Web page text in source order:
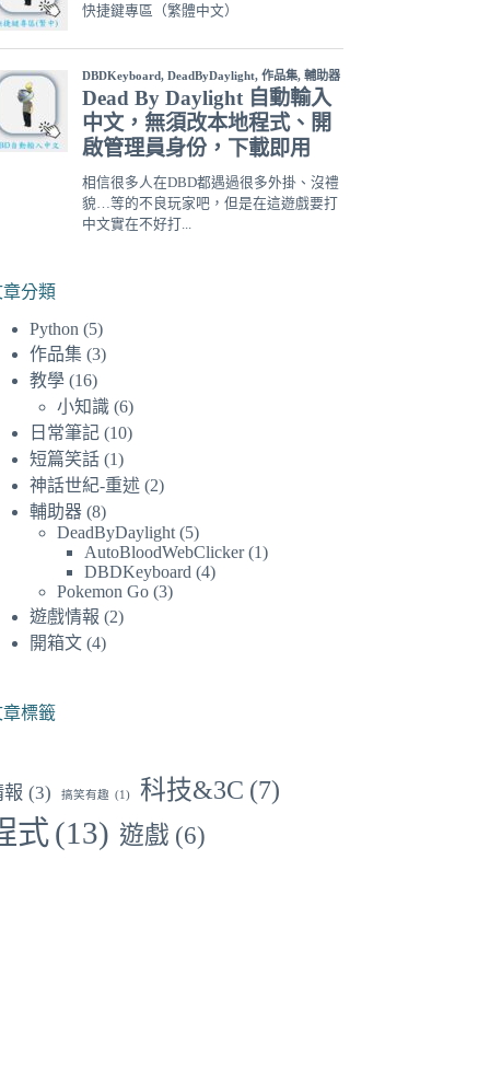
分類
Python (5)
作品集 (3)
教學 (16)
小知識 (6)
日常筆記 (10)
短篇笑話 (1)
神話世紀-重述 (2)
輔助器 (8)
DeadByDaylight (5)
AutoBloodWebClicker(1)
DBDKeyboard (4)
Pokemon Go (3)
遊戲情報 (2)
開箱文 (4)
章標籤
報 (3) 搞笑有趣 (1) 科技&3C (7)
式(13) 遊戲 (6)